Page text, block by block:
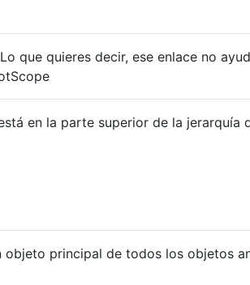
que quieres decir, ese enlace no
en la parte superior de la jerarquía
objeto principal de todos los objetos